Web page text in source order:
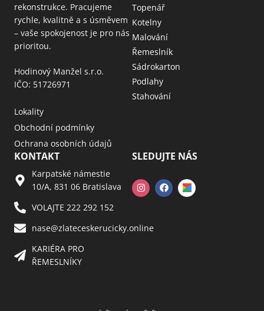
rekonstrukce. Pracujeme
rychle, kvalitně a s úsměvem
– vaše spokojenost je pro nás
prioritou.
Hodinový Manžel s.r.o.
IČO: 51726971
Lokality
Obchodní podmínky
Ochrana osobních údajů
Topenář
Kotelny
Malování
Řemeslník
Sádrokarton
Podlahy
Stahování
KONTAKT
Karpatské námestie
10/A, 831 06 Bratislava
VOLAJTE 222 292 152
nase@zlateceskerucicky.online
KARIÉRA PRO
ŘEMESLNÍKY
SLEDUJTE NÁS